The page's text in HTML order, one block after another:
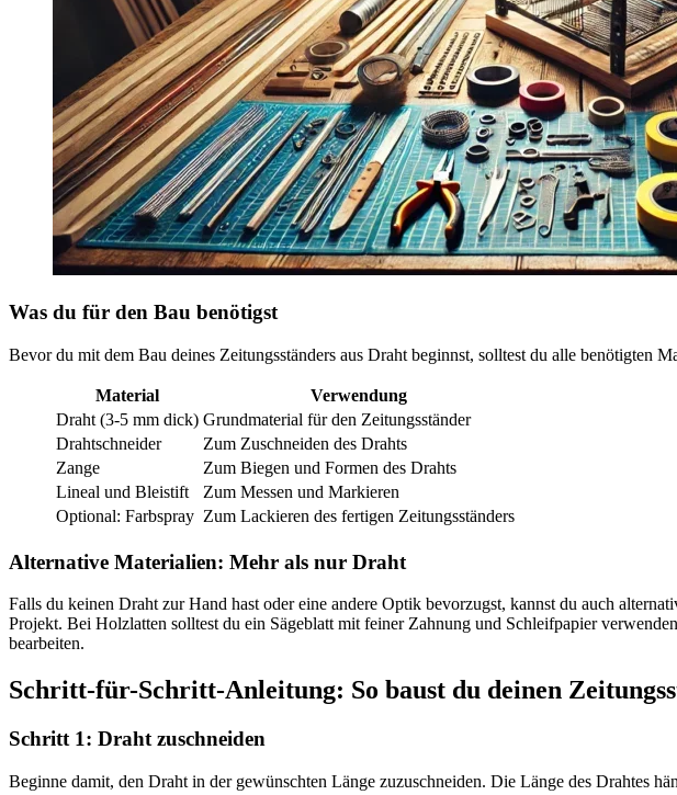
Was du für den Bau benötigst
Bevor du mit dem Bau deines Zeitungsständers aus Draht beginnst, solltest du alle benötigten
Material
Verwendung
Draht (3-5 mm dick) Grundmaterial für den Zeitungsständer
Drahtschneider
Zum Zuschneiden des Drahts
Zange
Zum Biegen und Formen des Drahts
Lineal und Bleistift
Zum Messen und Markieren
Optional: Farbspray Zum Lackieren des fertigen Zeitungsständers
Alternative Materialien: Mehr als nur Draht
Falls du keinen Draht zur Hand hast oder eine andere Optik bevorzugst, kannst du auch
Projekt. Bei Holzlatten solltest du ein Sägeblatt mit feiner Zahnung und Schleifpapier
bearbeiten.
Schritt-für-Schritt-Anleitung: So baust du deinen
Schritt 1: Draht zuschneiden
Beginne damit, den Draht in der gewünschten Länge zuzuschneiden. Die Länge des Drahtes